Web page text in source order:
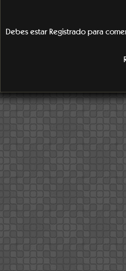
Debes estar Registrado para